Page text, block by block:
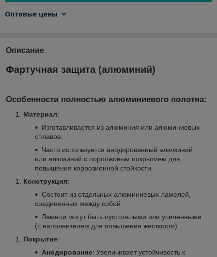
Оптовые цены
Описание
Фартучная защита (алюминий)
Особенности полностью алюминиевого полотна:
Материал:
Изготавливается из алюминия или алюминиевых
сплавов.
Часто используется анодированный алюминий
или алюминий с порошковым покрытием для
повышения коррозионной стойкости.
Конструкция:
Состоит из отдельных алюминиевых ламелей,
соединенных между собой.
Ламели могут быть пустотелыми или усиленными
(с наполнителем для повышения жесткости).
Покрытие:
Анодирование: Увеличивает устойчивость к